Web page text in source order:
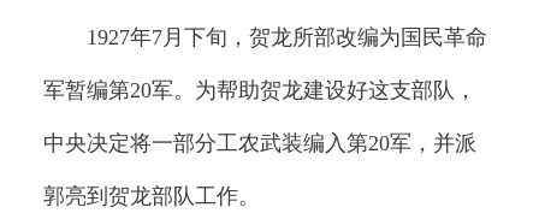
1927年7月下旬，贺龙所部改编为国民革命
军暂编第20军。为帮助贺龙建设好这支部队，
中央决定将一部分工农武装编入第20军，并派
郭亮到贺龙部队工作。